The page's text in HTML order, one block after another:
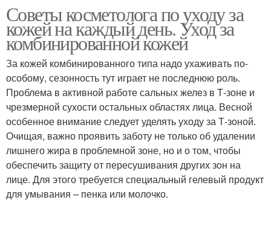
правильному уходу
Уход за кожей
Правильный уход Средства для ухода
Процедуры для лица
Советы косметолога по уходу за
кожей на каждый день. Уход за
комбинированной кожей
За кожей комбинированного типа надо ухаживать по-
особому, сезонность тут играет не последнюю роль.
Проблема в активной работе сальных желез в Т-зоне и
чрезмерной сухости остальных областях лица. Весной
особенное внимание следует уделять уходу за Т-зоной.
Очищая, важно проявить заботу не только об удалении
лишнего жира в проблемной зоне, но и о том, чтобы
обеспечить защиту от пересушивания других зон на
лице. Для этого требуется специальный гелевый продукт
для умывания – пенка или молочко.